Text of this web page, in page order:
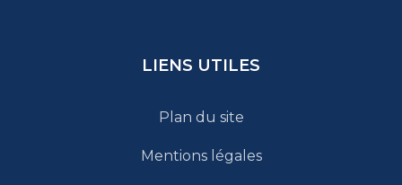
LIENS UTILES
Plan du site
Mentions légales